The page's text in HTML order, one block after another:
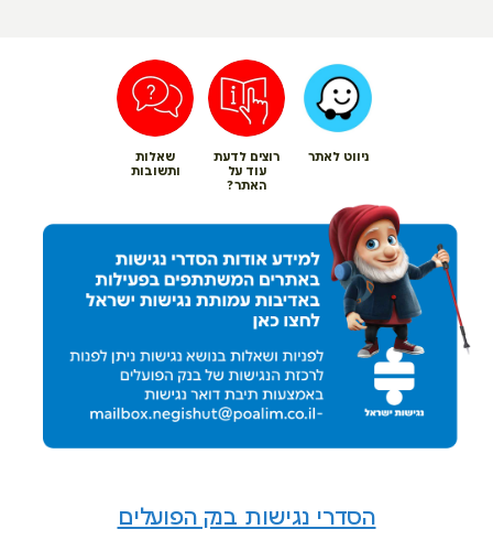
ניווט לאתר
רוצים לדעת
עוד על
האתר?
שאלות
ותשובות
הסדרי נגישות בנק הפועלים